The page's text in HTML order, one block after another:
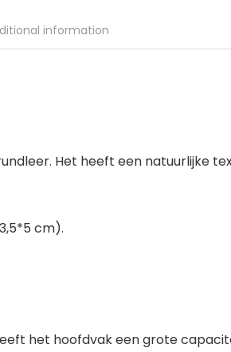
information
Het heeft een natuurlijke
cm).
het hoofdvak een grote